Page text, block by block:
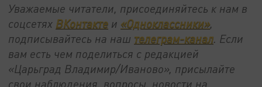
Уважаемые читатели, присоединяйтесь к нам в
соцсетях ВКонтакте и «Одноклассники»,
подписывайтесь на наш телеграм-канал. Если
вам есть чем поделиться с редакцией
«Царьград Владимир/Иваново», присылайте
свои наблюдения, вопросы, новости на